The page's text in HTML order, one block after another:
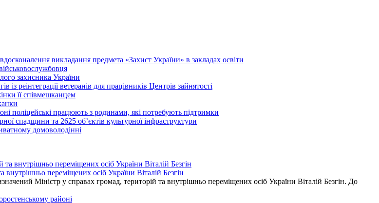
викладання предмета «Захист України» в закладах освіти
захисника України
реінтеграції ветеранів для працівників Центрів зайнятості
її співмешканцем
поліцейські працюють з родинами, які потребують підтримки
спадщини та 2625 об’єктів культурної інфраструктури
домоволодінні
переміщених осіб України Віталій Безгін
Міністр у справах громад, територій та внутрішньо переміщених осіб України Віталій Безгін. До